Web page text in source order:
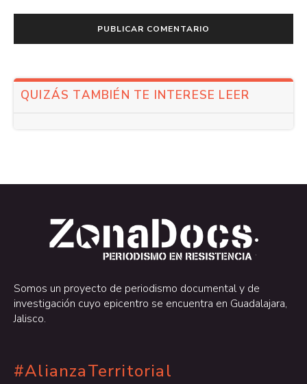
QUIZÁS TAMBIÉN TE INTERESE LEER
.
.
Somos un proyecto de periodismo documental y de
investigación cuyo epicentro se encuentra en Guadalajara,
Jalisco.
#AlianzaTerritorial